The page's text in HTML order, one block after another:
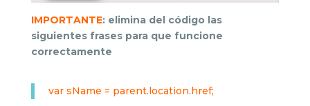
IMPORTANTE: elimina del código las
siguientes frases para que funcione
correctamente
var sName = parent.location.href;